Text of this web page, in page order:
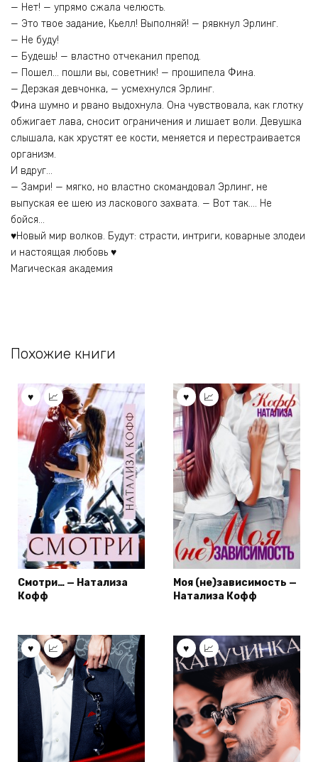
— Нет! — упрямо сжала челюсть.
— Это твое задание, Кьелл! Выполняй! — рявкнул Эрлинг.
— Не буду!
— Будешь! — властно отчеканил препод.
— Пошел… пошли вы, советник! — прошипела Фина.
— Дерзкая девчонка, — усмехнулся Эрлинг.
Фина шумно и рвано выдохнула. Она чувствовала, как глотку
обжигает лава, сносит ограничения и лишает воли. Девушка
слышала, как хрустят ее кости, меняется и перестраивается
организм.
И вдруг…
— Замри! — мягко, но властно скомандовал Эрлинг, не
выпуская ее шею из ласкового захвата. — Вот так…. Не
бойся…
♥️Новый мир волков. Будут: страсти, интриги, коварные злодеи
и настоящая любовь ♥️
Магическая академия
Похожие книги
Смотри… — Натализа
Кофф
Моя (не)зависимость —
Натализа Кофф